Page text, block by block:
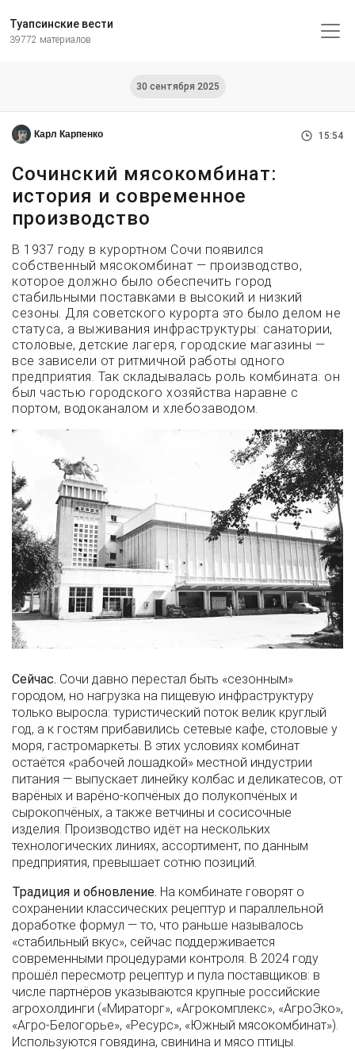
Туапсинские вести
39772 материалов
30 сентября 2025
Карл Карпенко 15:54
Сочинский мясокомбинат:
история и современное
производство
В 1937 году в курортном Сочи появился
собственный мясокомбинат — производство,
которое должно было обеспечить город
стабильными поставками в высокий и низкий
сезоны. Для советского курорта это было делом не
статуса, а выживания инфраструктуры: санатории,
столовые, детские лагеря, городские магазины —
все зависели от ритмичной работы одного
предприятия. Так складывалась роль комбината: он
был частью городского хозяйства наравне с
портом, водоканалом и хлебозаводом.
Сейчас. Сочи давно перестал быть «сезонным»
городом, но нагрузка на пищевую инфраструктуру
только выросла: туристический поток велик круглый
год, а к гостям прибавились сетевые кафе, столовые у
моря, гастромаркеты. В этих условиях комбинат
остаётся «рабочей лошадкой» местной индустрии
питания — выпускает линейку колбас и деликатесов, от
варёных и варёно-копчёных до полукопчёных и
сырокопчёных, а также ветчины и сосисочные
изделия. Производство идёт на нескольких
технологических линиях, ассортимент, по данным
предприятия, превышает сотню позиций.
Традиция и обновление. На комбинате говорят о
сохранении классических рецептур и параллельной
доработке формул — то, что раньше называлось
«стабильный вкус», сейчас поддерживается
современными процедурами контроля. В 2024 году
прошёл пересмотр рецептур и пула поставщиков: в
числе партнёров указываются крупные российские
агрохолдинги («Мираторг», «Агрокомплекс», «АгроЭко»,
«Агро-Белогорье», «Ресурс», «Южный мясокомбинат»).
Используются говядина, свинина и мясо птицы.